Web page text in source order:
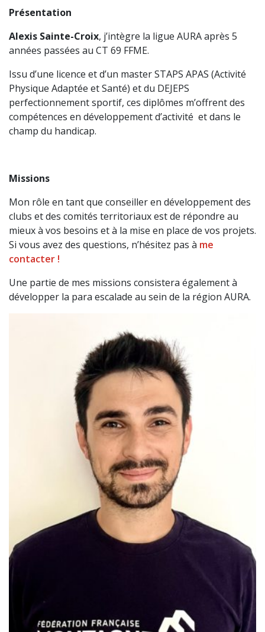
Présentation
Alexis Sainte-Croix, j’intègre la ligue AURA après 5
années passées au CT 69 FFME.
Issu d’une licence et d’un master STAPS APAS (Activité
Physique Adaptée et Santé) et du DEJEPS
perfectionnement sportif, ces diplômes m’offrent des
compétences en développement d’activité et dans le
champ du handicap.
Missions
Mon rôle en tant que conseiller en développement des
clubs et des comités territoriaux est de répondre au
mieux à vos besoins et à la mise en place de vos projets.
Si vous avez des questions, n’hésitez pas à me
contacter !
Une partie de mes missions consistera également à
développer la para escalade au sein de la région AURA.